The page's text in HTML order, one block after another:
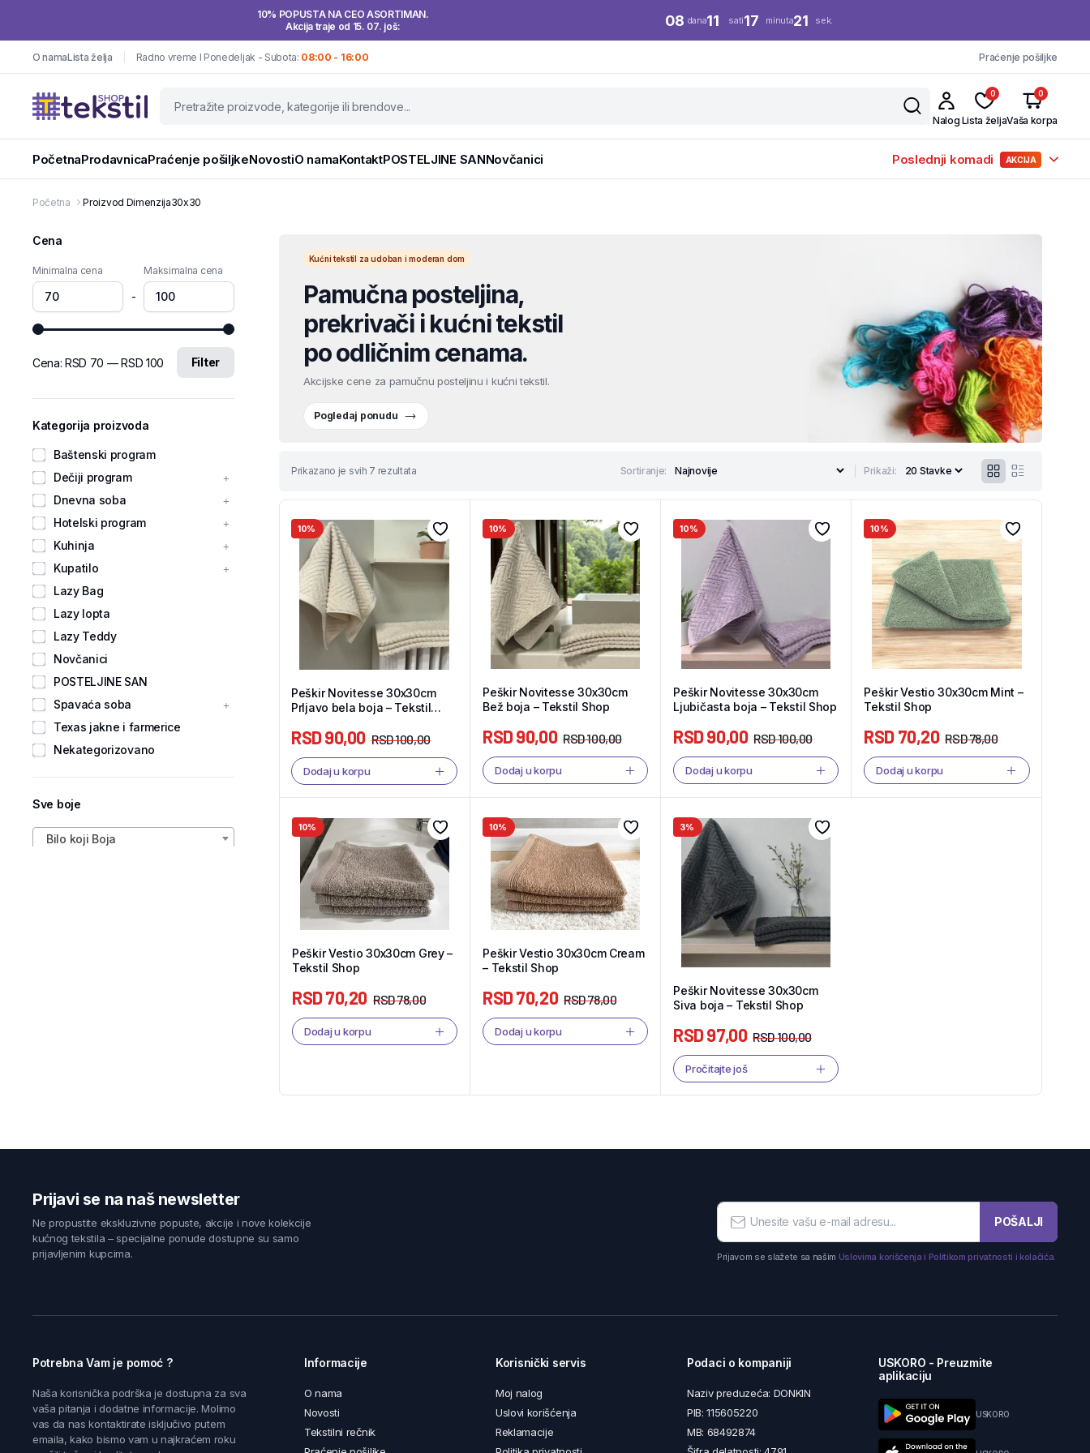
10% POPUSTA NA CEO ASORTIMAN.
Akcija traje od 15. 07. još:
08 dana11 sati17 minuta21 sek.
O namaLista želja Radno vreme I Ponedeljak - Subota: 08:00 - 16:00 Praćenje pošiljke
Nalog
0
Lista želja
0
Vaša korpa
PočetnaProdavnicaPraćenje pošiljkeNovostiO namaKontaktPOSTELJINE SANNovčanici Poslednji komadi AKCIJA
Početna Proizvod Dimenzija30x30
Kućni tekstil za udoban i moderan dom
Pamučna posteljina,
prekrivači i kućni tekstil
po odličnim cenama.
Akcijske cene za pamučnu posteljinu i kućni tekstil.
Pogledaj ponudu
Prikazano je svih 7 rezultata Sortiranje: Prikaži:
10%
Peškir Novitesse 30x30cm
Prljavo bela boja – Tekstil
RSD100,00
RSD90,00
Dodaj u korpu
10%
Peškir Novitesse 30x30cm
Bež boja – Tekstil Shop
RSD100,00
RSD90,00
Dodaj u korpu
10%
Peškir Novitesse 30x30cm
Ljubičasta boja – Tekstil Shop
RSD100,00
RSD90,00
Dodaj u korpu
10%
Peškir Vestio 30x30cm Mint –
Tekstil Shop
RSD78,00
RSD70,20
Dodaj u korpu
10%
Peškir Vestio 30x30cm Grey –
Tekstil Shop
RSD78,00
RSD70,20
Dodaj u korpu
10%
Peškir Vestio 30x30cm Cream
– Tekstil Shop
RSD78,00
RSD70,20
Dodaj u korpu
3%
Peškir Novitesse 30x30cm
Siva boja – Tekstil Shop
RSD100,00
RSD97,00
Pročitajte još
Cena
Minimalna cena
-
Maksimalna cena
Filter
Cena:RSD 70 —RSD 100
Kategorija proizvoda
Baštenski program
Dečiji program
Dnevna soba
Hotelski program
Kuhinja
Kupatilo
Lazy Bag
Lazy lopta
Lazy Teddy
Novčanici
POSTELJINE SAN
Spavaća soba
Texas jakne i farmerice
Nekategorizovano
Sve boje
Bilo koji Boja
Prijavi se na naš newsletter
Ne propustite ekskluzivne popuste, akcije i nove kolekcije
kućnog tekstila – specijalne ponude dostupne su samo
prijavljenim kupcima.
POŠALJI
Prijavom se slažete sa našim Uslovima korišćenja i Politikom privatnosti i kolačića.
Potrebna Vam je pomoć ?
Naša korisnička podrška je dostupna za sva
vaša pitanja i dodatne informacije. Molimo
vas da nas kontaktirate isključivo putem
emaila, kako bismo vam u najkraćem roku
Informacije
O nama
Novosti
Tekstilni rečnik
Korisnički servis
Moj nalog
Uslovi korišćenja
Reklamacije
Podaci o kompaniji
Naziv preduzeća: DONKIN
PIB: 115605220
MB: 68492874
USKORO - Preuzmite
aplikaciju
USKORO